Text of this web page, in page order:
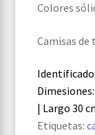
Colores
Camisas
| Largo 30
Etiquetas: